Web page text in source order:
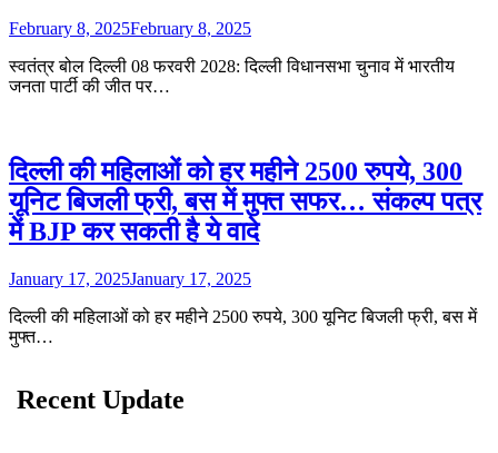
February 8, 2025February 8, 2025
स्वतंत्र बोल दिल्ली 08 फरवरी 2028: दिल्ली विधानसभा चुनाव में भारतीय
जनता पार्टी की जीत पर…
दिल्ली की महिलाओं को हर महीने 2500 रुपये, 300
यूनिट बिजली फ्री, बस में मुफ्त सफर… संकल्प पत्र
में BJP कर सकती है ये वादे
January 17, 2025January 17, 2025
दिल्ली की महिलाओं को हर महीने 2500 रुपये, 300 यूनिट बिजली फ्री, बस में
मुफ्त…
Recent Update